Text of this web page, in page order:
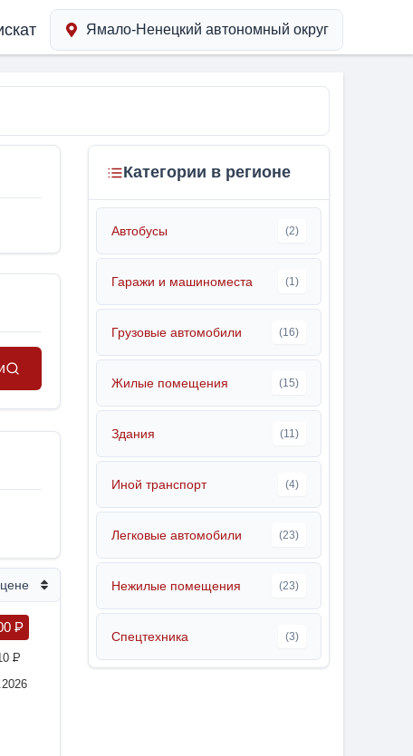
Ямало-Ненецкий автономный округ
P
P
Категории в регионе
Автобусы (2)
Гаражи и машиноместа (1)
Грузовые автомобили (16)
Жилые помещения (15)
Здания (11)
Иной транспорт (4)
Легковые автомобили (23)
Нежилые помещения (23)
Спецтехника (3)